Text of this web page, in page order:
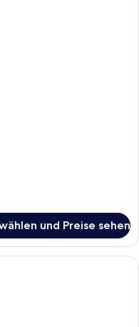
und Preise sehen